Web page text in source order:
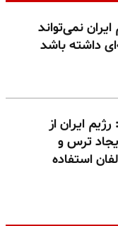
نمی‌تواند
داشته باشد
ایران از
ترس و
استفاده